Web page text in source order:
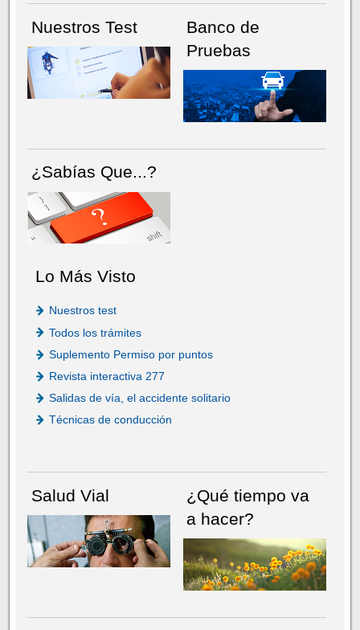
Nuestros Test
Banco de
Pruebas
¿Sabías Que...?
Lo Más Visto
Nuestros test
Todos los trámites
Suplemento Permiso por puntos
Revista interactiva 277
Salidas de vía, el accidente solitario
Técnicas de conducción
Salud Vial
¿Qué tiempo va
a hacer?